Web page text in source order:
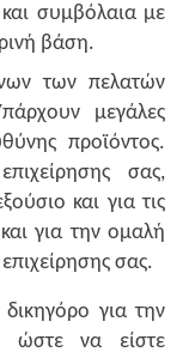
συμβόλαια με
βάση.
των πελατών
μεγάλες
προϊόντος.
σας,
και για τις
για την ομαλή
σας.
για την
ώστε να είστε